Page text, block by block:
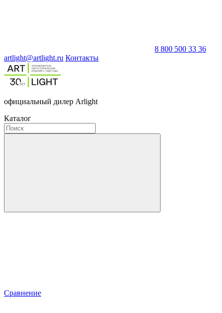
8 800 500 33 36
artlight@artlight.ru Контакты
официальный дилер Arlight
Каталог
Сравнение